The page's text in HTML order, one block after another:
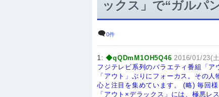
ックス」で“ガルパ
0件
1:◆qQDmM1OH5Q46 2016/01/23(
フジテレビ系列のバラエティ番組「
「アウト」ぶりにフォーカス。その
心と注目を集めています。
(略) 毎回
「アウト×デラックス」には、極悪レ